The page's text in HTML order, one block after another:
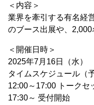
＜内容＞
業界を牽引する有名経
のブース出展や、
＜開催日時＞
2025年7月16日（水）
タイムスケジュール（
12:00～17:00 トークセ
17:30～ 受付開始